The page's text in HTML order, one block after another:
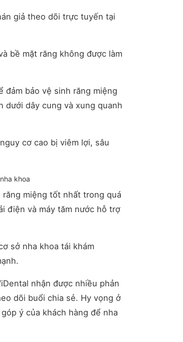
giả theo dõi trực tuyến tại
bề mặt răng không được làm
đảm bảo vệ sinh răng miệng
dưới dây cung và xung quanh
cơ cao bị viêm lợi, sâu
khoa
răng miệng tốt nhất trong quá
điện và máy tăm nước hỗ trợ
sở nha khoa tái khám
nhận được nhiều phản
dõi buổi chia sẻ. Hy vọng ở
ý của khách hàng để nha